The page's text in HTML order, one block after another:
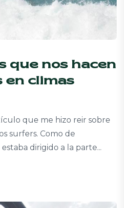
que nos hacen
en climas
que me hizo reir sobre
surfers. Como de
dirigido a la parte...